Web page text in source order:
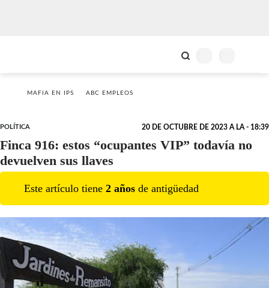
MAFIA EN IPS ABC EMPLEOS
POLÍTICA 20 DE OCTUBRE DE 2023 A LA - 18:39
Finca 916: estos “ocupantes VIP” todavía no
devuelven sus llaves
Este artículo tiene 2 años de antigüedad